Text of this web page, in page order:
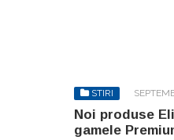
STIRI
Noi produse
gamele